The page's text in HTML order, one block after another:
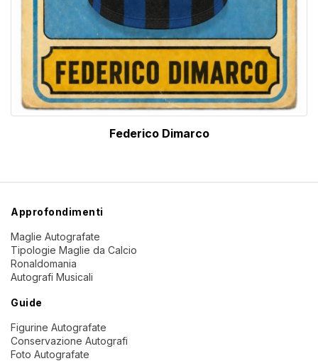
Federico Dimarco
Approfondimenti
Maglie Autografate
Tipologie Maglie da Calcio
Ronaldomania
Autografi Musicali
Guide
Figurine Autografate
Conservazione Autografi
Foto Autografate